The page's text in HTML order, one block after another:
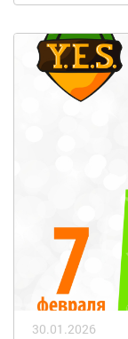
30.01.2026